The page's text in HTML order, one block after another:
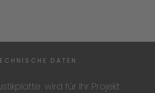
DATEN
wird für Ihr Projekt